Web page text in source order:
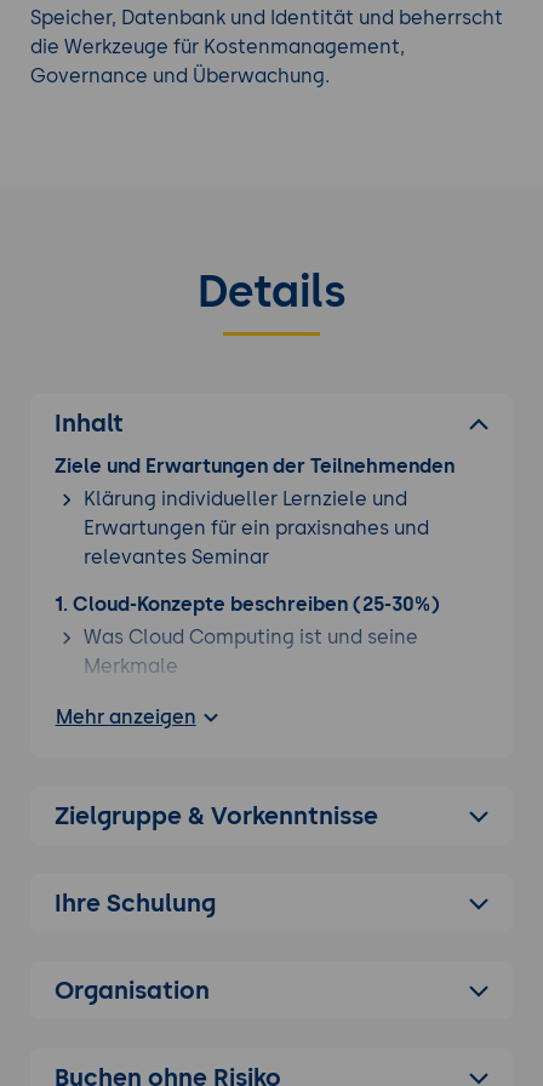
Speicher, Datenbank und Identität und beherrscht
die Werkzeuge für Kostenmanagement,
Governance und Überwachung.
Details
Inhalt
Ziele und Erwartungen der Teilnehmenden
Klärung individueller Lernziele und
Erwartungen für ein praxisnahes und
relevantes Seminar
1. Cloud-Konzepte beschreiben (25-30%)
Was Cloud Computing ist und seine
Merkmale
und wie es sich zwischen den
hybrid
Cloud-Vorteile: Skalierbarkeit,
Kernkomponenten: Regionen,
Mehr anzeigen
Zielgruppe & Vorkenntnisse
Ihre Schulung
Organisation
Buchen ohne Risiko